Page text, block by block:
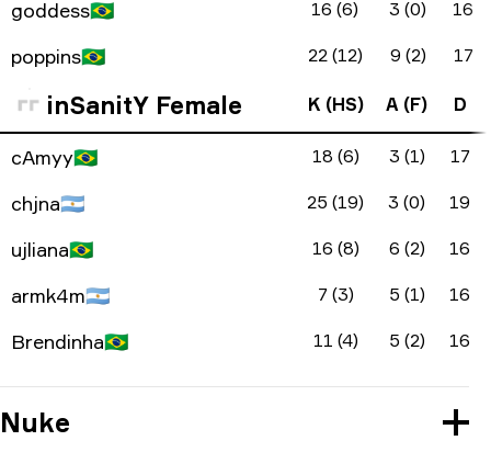
goddess🇧🇷 16 (6) 3 (0) 16
poppins🇧🇷 22 (12) 9 (2) 17
inSanitY Female K (HS) A (F) D
cAmyy🇧🇷 18 (6) 3 (1) 17
chjna🇦🇷 25 (19) 3 (0) 19
ujliana🇧🇷 16 (8) 6 (2) 16
armk4m🇦🇷 7 (3) 5 (1) 16
Brendinha🇧🇷 11 (4) 5 (2) 16
Nuke